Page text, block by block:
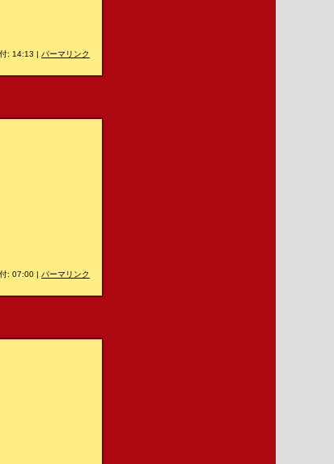
: 14:13 | パーマリンク
: 07:00 | パーマリンク